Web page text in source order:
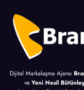
Dijital Markalaşma Ajansı
ve Yeni Nesil